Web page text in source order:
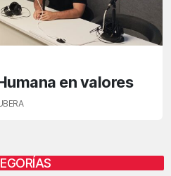
en valores